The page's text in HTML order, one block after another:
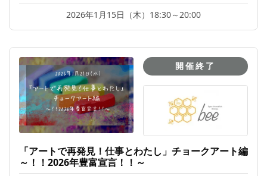
2026年1月15日（木）18:30～20:00
開催終了
「アートで再発見！仕事とわたし」チョークアート編
～！！2026年豊富宣言！！～